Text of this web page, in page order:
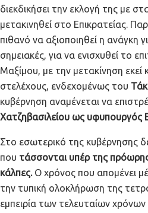
διεκδικήσει την εκλογή της με
μετακινηθεί στο Επικρατείας.
πιθανό να αξιοποιηθεί η ανάγκη
σημειακές, για να ενισχυθεί το
Μαξίμου, με την μετακίνηση εκεί
στελέχους, ενδεχομένως του
κυβέρνηση αναμένεται να
Χατζηβασιλείου ως υφυπουργός
Στο εσωτερικό της κυβέρνησης
που τάσσονται υπέρ της
κάλπες.Ο χρόνος που απομένει
την τυπική ολοκλήρωση της
εμπειρία των τελευταίων χρόνων